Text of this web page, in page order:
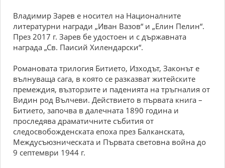
Владимир Зарев е носител на Националните
литературни награди „Иван Вазов“ и „Елин Пелин“.
През 2017 г. Зарев бе удостоен и с държавната
награда „Св. Паисий Хилендарски“.
Романовата трилогия Битието, Изходът, Законът е
вълнуваща сага, в която се разказват житейските
премеждия, възторзите и паденията на тръгналия от
Видин род Вълчеви. Действието в първата книга –
Битието, започва в далечната 1890 година и
проследява драматичните събития от
следосвобожденската епоха през Балканската,
Междусъюзническата и Първата световна война до
9 септември 1944 г.